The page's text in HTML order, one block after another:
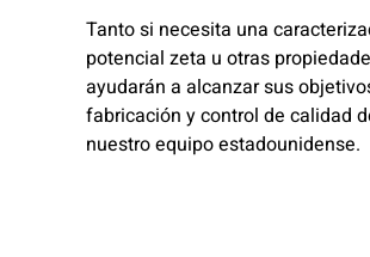
Tanto si necesita una
potencial zeta u otras
ayudarán a alcanzar sus
fabricación y control de calidad
nuestro equipo estadounidense.